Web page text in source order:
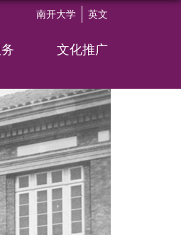
英文
南开大学
文化推广